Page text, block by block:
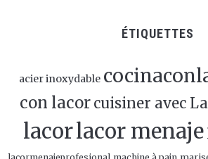
ÉTIQUETTES
acier inoxydable
con lacor cuisiner avec
lacorlacor menaje